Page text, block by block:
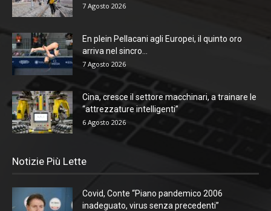
7 Agosto 2026
En plein Pellacani agli Europei, il quinto oro
arriva nel sincro...
7 Agosto 2026
Cina, cresce il settore macchinari, a trainare le
“attrezzature intelligenti”
6 Agosto 2026
Notizie Più Lette
Covid, Conte “Piano pandemico 2006
inadeguato, virus senza precedenti”